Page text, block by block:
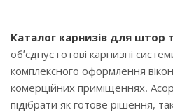
Каталог карнизів для штор
об’єднує готові карнизні
комплексного оформлення
комерційних приміщеннях.
підібрати як готове рішення,